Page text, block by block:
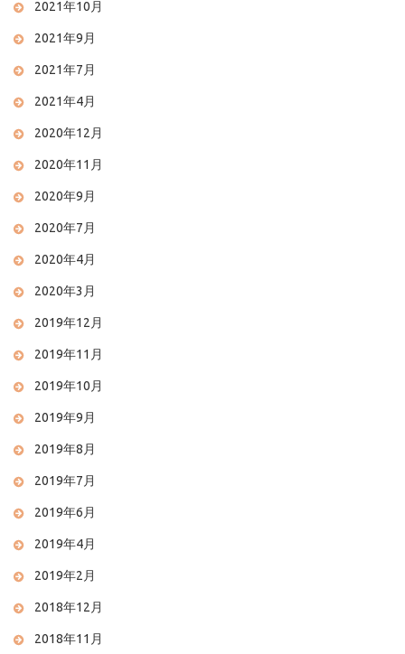
2021年10月
2021年9月
2021年7月
2021年4月
2020年12月
2020年11月
2020年9月
2020年7月
2020年4月
2020年3月
2019年12月
2019年11月
2019年10月
2019年9月
2019年8月
2019年7月
2019年6月
2019年4月
2019年2月
2018年12月
2018年11月